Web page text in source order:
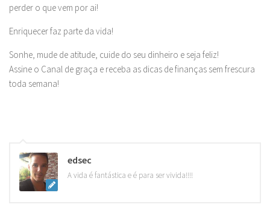
perder o que vem por ai!
Enriquecer faz parte da vida!
Sonhe, mude de atitude, cuide do seu dinheiro e seja feliz!
Assine o Canal de graça e receba as dicas de finanças sem frescura
toda semana!
edsec
A vida é fantástica e é para ser vivida!!!!